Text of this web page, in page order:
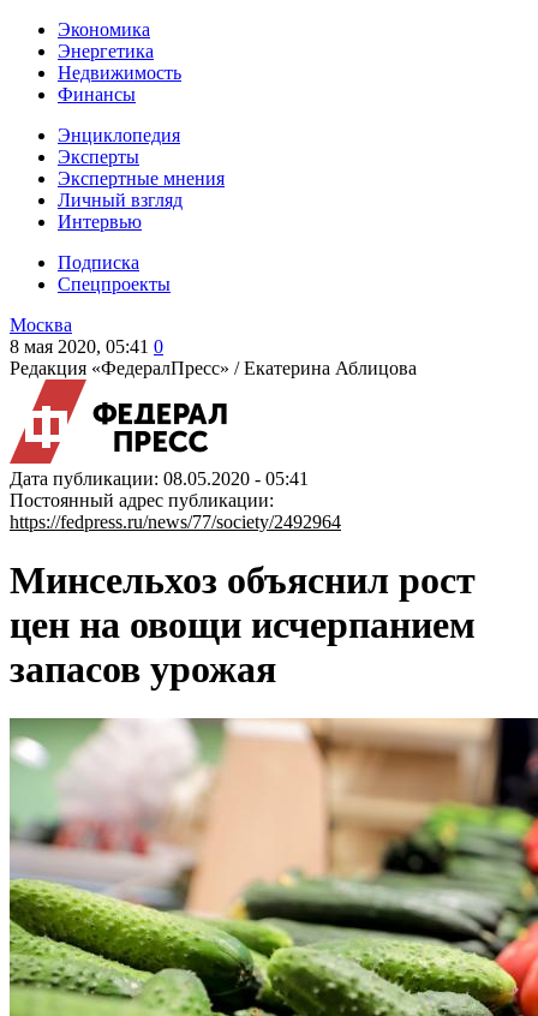
Экономика
Энергетика
Недвижимость
Финансы
Энциклопедия
Эксперты
Экспертные мнения
Личный взгляд
Интервью
Подписка
Спецпроекты
Москва
8 мая 2020, 05:41 0
Редакция «ФедералПресс» /Екатерина Аблицова
Дата публикации: 08.05.2020 - 05:41
Постоянный адрес публикации:
https://fedpress.ru/news/77/society/2492964
Минсельхоз объяснил рост
цен на овощи исчерпанием
запасов урожая